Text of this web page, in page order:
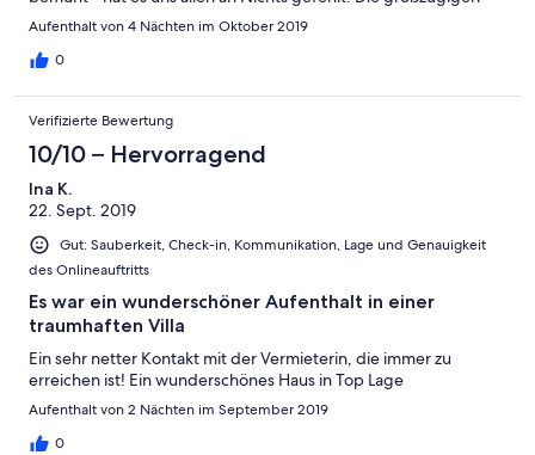
und geschmackvoll eingerichteten Räumlichkeiten laden
Aufenthalt von 4 Nächten im Oktober 2019
0
Verifizierte Bewertung
10/10 – Hervorragend
Ina K.
22. Sept. 2019
Gut: Sauberkeit, Check-in, Kommunikation, Lage und Genauigkeit
des Onlineauftritts
Es war ein wunderschöner Aufenthalt in einer
traumhaften Villa
Ein sehr netter Kontakt mit der Vermieterin, die immer zu
erreichen ist! Ein wunderschönes Haus in Top Lage
Aufenthalt von 2 Nächten im September 2019
0